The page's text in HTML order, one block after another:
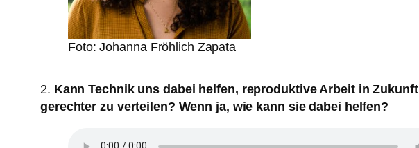
Foto: Johanna Fröhlich Zapata
2. Kann Technik uns dabei helfen, reproduktive Arbeit in Zukunft
gerechter zu verteilen? Wenn ja, wie kann sie dabei helfen?